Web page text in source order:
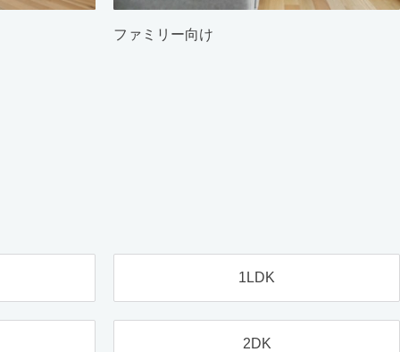
ファミリー向け
1LDK
2DK